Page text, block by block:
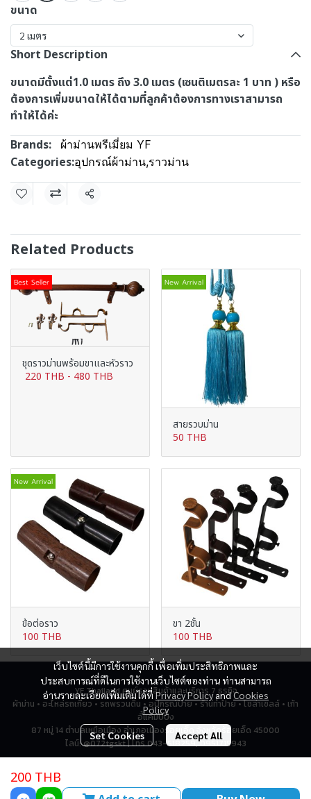
ขนาด
2 เมตร
Short Description
ขนาดมีตั้งแต่1.0 เมตร ถึง 3.0 เมตร (เซนติเมตรละ 1 บาท ) หรือ
ต้องการเพิ่มขนาดให้ได้ตามที่ลูกค้าต้องการทางเราสามารถ
ทำให้ได้ค่ะ
Brands:
ผ้าม่านพรีเมี่ยม YF
Categories:อุปกรณ์ผ้าม่าน,ราวม่าน
Share
Related Products
Best Seller
ชุดราวม่านพร้อมขาและหัวราว
220 THB - 480 THB
New Arrival
สายรวบม่าน
50 THB
New Arrival
ข้อต่อราว
100 THB
ขา 2ชั้น
100 THB
200 THB
เว็บไซต์นี้มีการใช้งานคุกกี้ เพื่อเพิ่มประสิทธิภาพและ
ประสบการณ์ที่ดีในการใช้งานเว็บไซต์ของท่าน ท่านสามารถ
อ่านรายละเอียดเพิ่มเติมได้ที่Privacy PolicyandCookies
Policy
Set Cookies Accept All
YF Thailand ศูนย์รวมสินค้าและบริการ 7 ธุรกิจ
ผ้าม่าน • อะไหล่รถเกี่ยว • รถพรวนดิน • อุปกรณ์ป้าย • ร้านทำป้าย • โซล่าเซลล์ • เก้า
อี้แคมป์ปิ้ง
87 หมู่ 14 ตำบลเหนือเมือง อำเภอเมืองร้อยเอ็ด จังหวัดร้อยเอ็ด 45000
ไลน์: @072tgskt | โทร 043-518259, 0951715943
Total Visitor2,794,746